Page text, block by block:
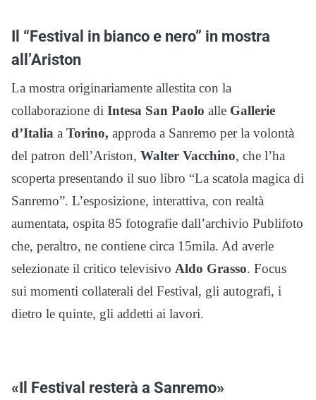
Il “Festival in bianco e nero” in mostra
all’Ariston
La mostra originariamente allestita con la
collaborazione di Intesa San Paolo alle Gallerie
d’Italia a Torino, approda a Sanremo per la volontà
del patron dell’Ariston, Walter Vacchino, che l’ha
scoperta presentando il suo libro “La scatola magica di
Sanremo”. L’esposizione, interattiva, con realtà
aumentata, ospita 85 fotografie dall’archivio Publifoto
che, peraltro, ne contiene circa 15mila. Ad averle
selezionate il critico televisivo Aldo Grasso. Focus
sui momenti collaterali del Festival, gli autografi, i
dietro le quinte, gli addetti ai lavori.
«Il Festival resterà a Sanremo»